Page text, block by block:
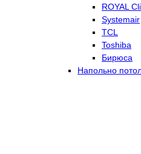
ROYAL
Systemair
TCL
Toshiba
Бирюса
Напольно